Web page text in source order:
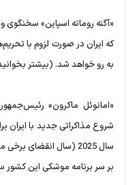
«آگنه روماته اسپاین» سخنگوی
که ایران در صورت لزوم با
به رو خواهد شد. (بیشتر
«امانوئل ماکرون»
شروع مذاکراتی جدید با
سال 2025 (سال انقضای
بر سر برنامه موشکی این